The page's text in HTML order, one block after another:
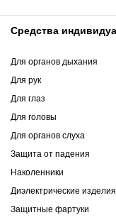
Средства
Для органов дыхания
Для рук
Для глаз
Для головы
Для органов слуха
Защита от падения
Наколенники
Диэлектрические изделия
Защитные фартуки